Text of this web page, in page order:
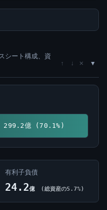
シート構成、資
↑ ↓ ×
299.2億 (70.1%)
有利子負債
24.2億 (総資産の5.7%)